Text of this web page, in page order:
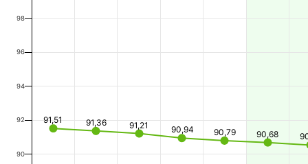
91,51 91,36 91,21 90,94 90,79 90,68
90
92
94
96
98